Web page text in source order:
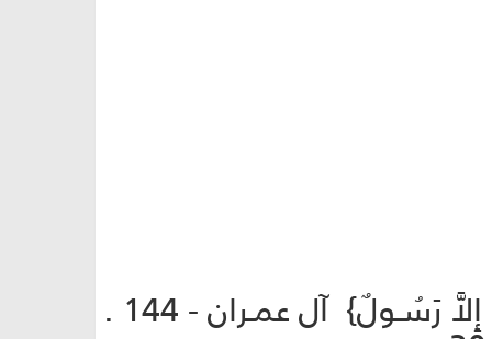
قالت: {يـَا داوود أِنَّـــا جَعَلْنَـاكَ خَلِيفَـةً فِي الأَرضِ} ص- 26. {وَمَا مُحَمَّدٌ إِلاَّ رَسُـولٌ} آل عمـران - 144 .